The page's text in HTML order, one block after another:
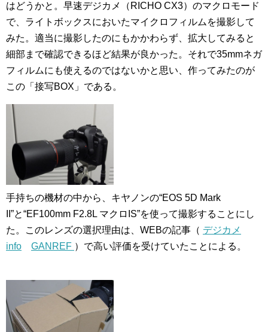
はどうかと。早速デジカメ（RICHO CX3）のマクロモード
で、ライトボックスにおいたマイクロフィルムを撮影して
みた。適当に撮影したのにもかかわらず、拡大してみると
細部まで確認できるほど結果が良かった。それで35mmネガ
フィルムにも使えるのではないかと思い、作ってみたのが
この「接写BOX」である。
手持ちの機材の中から、キヤノンの“EOS 5D Mark
II”と“EF100mm F2.8L マクロIS”を使って撮影することにし
た。このレンズの選択理由は、WEBの記事（ デジカメ
info
GANREF ）で高い評価を受けていたことによる。